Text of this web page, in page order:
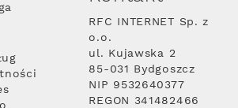
RFC INTERNET Sp. z
o.o.
ul. Kujawska 2
85-031 Bydgoszcz
NIP 9532640377
REGON 341482466